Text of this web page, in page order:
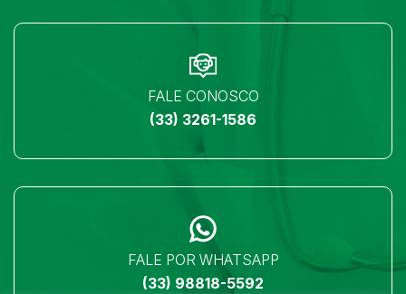
FALE CONOSCO
(33) 3261-1586
FALE POR WHATSAPP
(33) 98818-5592